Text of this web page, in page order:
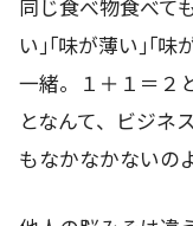
同じ食べ物食べて
い｣｢味が薄い｣｢味
一緒。１＋１＝２
となんて、ビジネ
もなかなかないの